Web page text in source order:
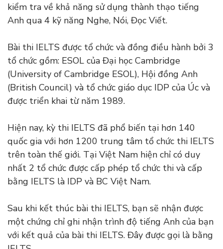
kiểm tra về khả năng sử dụng thành thạo tiếng
Anh qua 4 kỹ năng Nghe, Nói, Đọc Viết.
Bài thi IELTS được tổ chức và đồng điều hành bởi 3
tổ chức gồm: ESOL của Đại học Cambridge
(University of Cambridge ESOL), Hội đồng Anh
(British Council) và tổ chức giáo dục IDP của Úc và
được triển khai từ năm 1989.
Hiện nay, kỳ thi IELTS đã phổ biến tại hơn 140
quốc gia với hơn 1200 trung tâm tổ chức thi IELTS
trên toàn thế giới. Tại Việt Nam hiện chỉ có duy
nhất 2 tổ chức được cấp phép tổ chức thi và cấp
bằng IELTS là IDP và BC Việt Nam.
Sau khi kết thúc bài thi IELTS, bạn sẽ nhận được
một chứng chỉ ghi nhận trình độ tiếng Anh của bạn
với kết quả của bài thi IELTS. Đây được gọi là bằng